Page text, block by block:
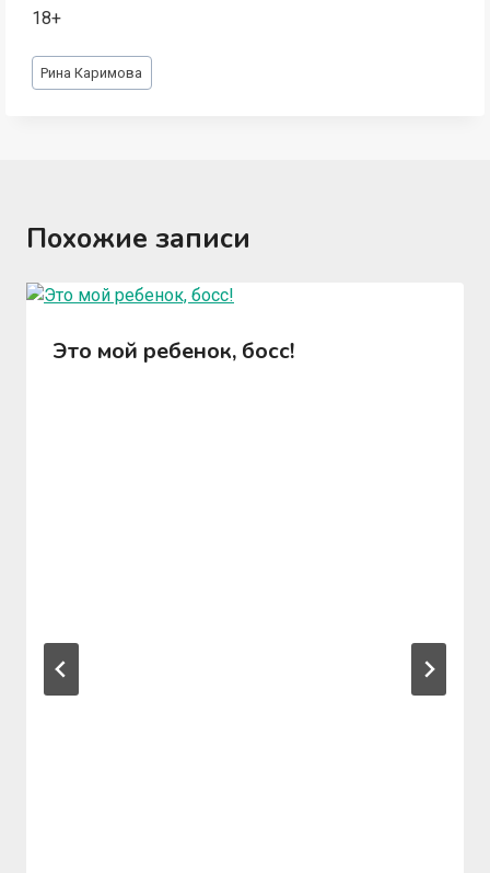
18+
Метки
записи:
Рина Каримова
Похожие записи
Это мой ребенок, босс!